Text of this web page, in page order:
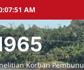
AM
Korban